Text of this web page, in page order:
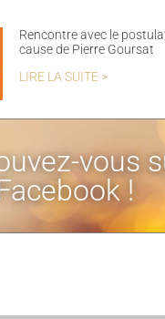
Rencontre avec le
cause de Pierre Goursat
LIRE LA SUITE >
vous
!